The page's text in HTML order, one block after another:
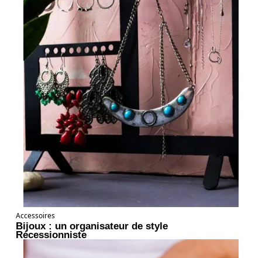
Accessoires
Bijoux : un organisateur de style
Récessionniste